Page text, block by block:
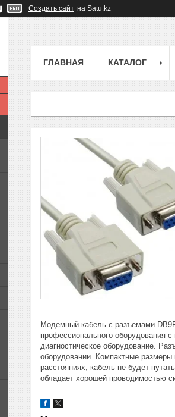
Создать сайт на Satu.kz
ГЛАВНАЯ КАТАЛОГ
Модемный кабель c разъемами
профессионального оборудования
диагностическое оборудование.
оборудовании. Компактные
расстояниях, кабель не будет
обладает хорошей проводимостью